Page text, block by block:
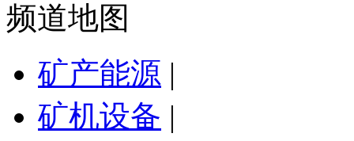
频道地图
矿产能源 |
矿机设备 |